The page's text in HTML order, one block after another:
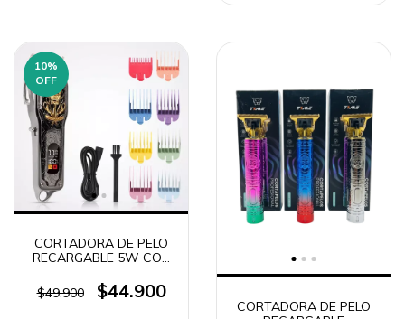
10%
OFF
CORTADORA DE PELO
RECARGABLE 5W CON
110001
$49.900 $44.900
CORTADORA DE PELO